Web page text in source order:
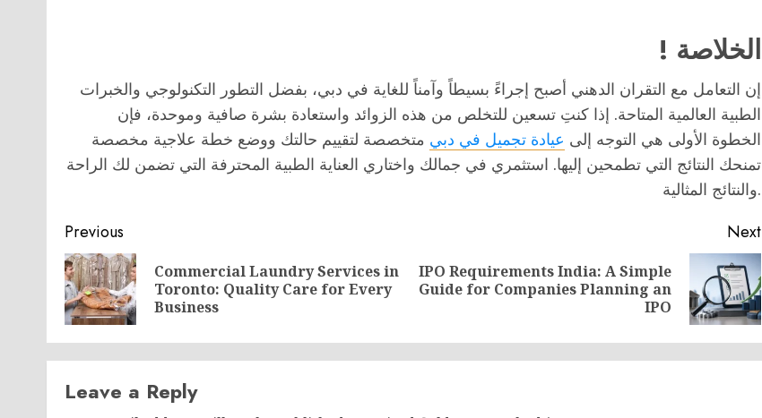
! الخلاصة
إن التعامل مع التقران الدهني أصبح إجراءً بسيطاً وآمناً للغاية في دبي، بفضل التطور التكنولوجي والخبرات
الطبية العالمية المتاحة. إذا كنتِ تسعين للتخلص من هذه الزوائد واستعادة بشرة صافية وموحدة، فإن
الخطوة الأولى هي التوجه إلى عيادة تجميل في دبي متخصصة لتقييم حالتك ووضع خطة علاجية مخصصة
تمنحك النتائج التي تطمحين إليها. استثمري في جمالك واختاري العناية الطبية المحترفة التي تضمن لك الراحة
والنتائج المثالية.
Post
navigation
Previous
Previous
Commercial Laundry Services in
Toronto: Quality Care for Every
Business
Next
Next
IPO Requirements India: A Simple
Guide for Companies Planning an
IPO
Leave a Reply